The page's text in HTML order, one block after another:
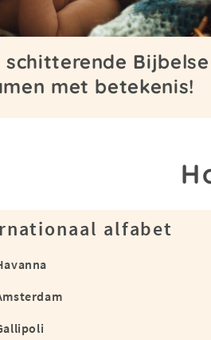
schitterende Bijbelse
met betekenis!
alfabet